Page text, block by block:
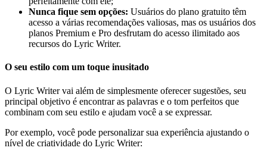
Nunca fique sem opções: Usuários do plano gratuito têm
acesso a várias recomendações valiosas, mas os usuários dos
planos Premium e Pro desfrutam do acesso ilimitado aos
recursos do Lyric Writer.
O seu estilo com um toque inusitado
O Lyric Writer vai além de simplesmente oferecer sugestões, seu
principal objetivo é encontrar as palavras e o tom perfeitos que
combinam com seu estilo e ajudam você a se expressar.
Por exemplo, você pode personalizar sua experiência ajustando o
nível de criatividade do Lyric Writer: